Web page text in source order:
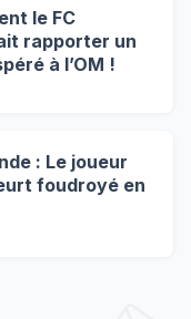
le FC
rapporter un
à l’OM !
: Le joueur
foudroyé en